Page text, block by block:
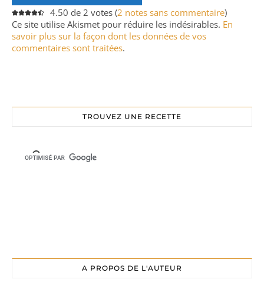
4.50 de 2 votes (2 notes sans commentaire)
Ce site utilise Akismet pour réduire les indésirables. En
savoir plus sur la façon dont les données de vos
commentaires sont traitées.
TROUVEZ UNE RECETTE
A PROPOS DE L'AUTEUR